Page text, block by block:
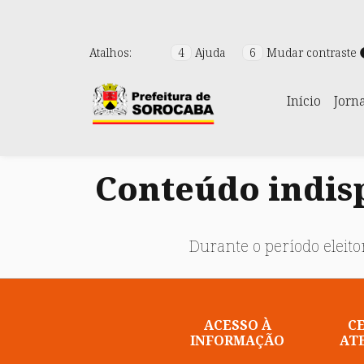
Atalhos: 4 Ajuda 6 Mudar contraste
Início
Conteúdo
Durante o período
ACESSO À
INFORMAÇÃO